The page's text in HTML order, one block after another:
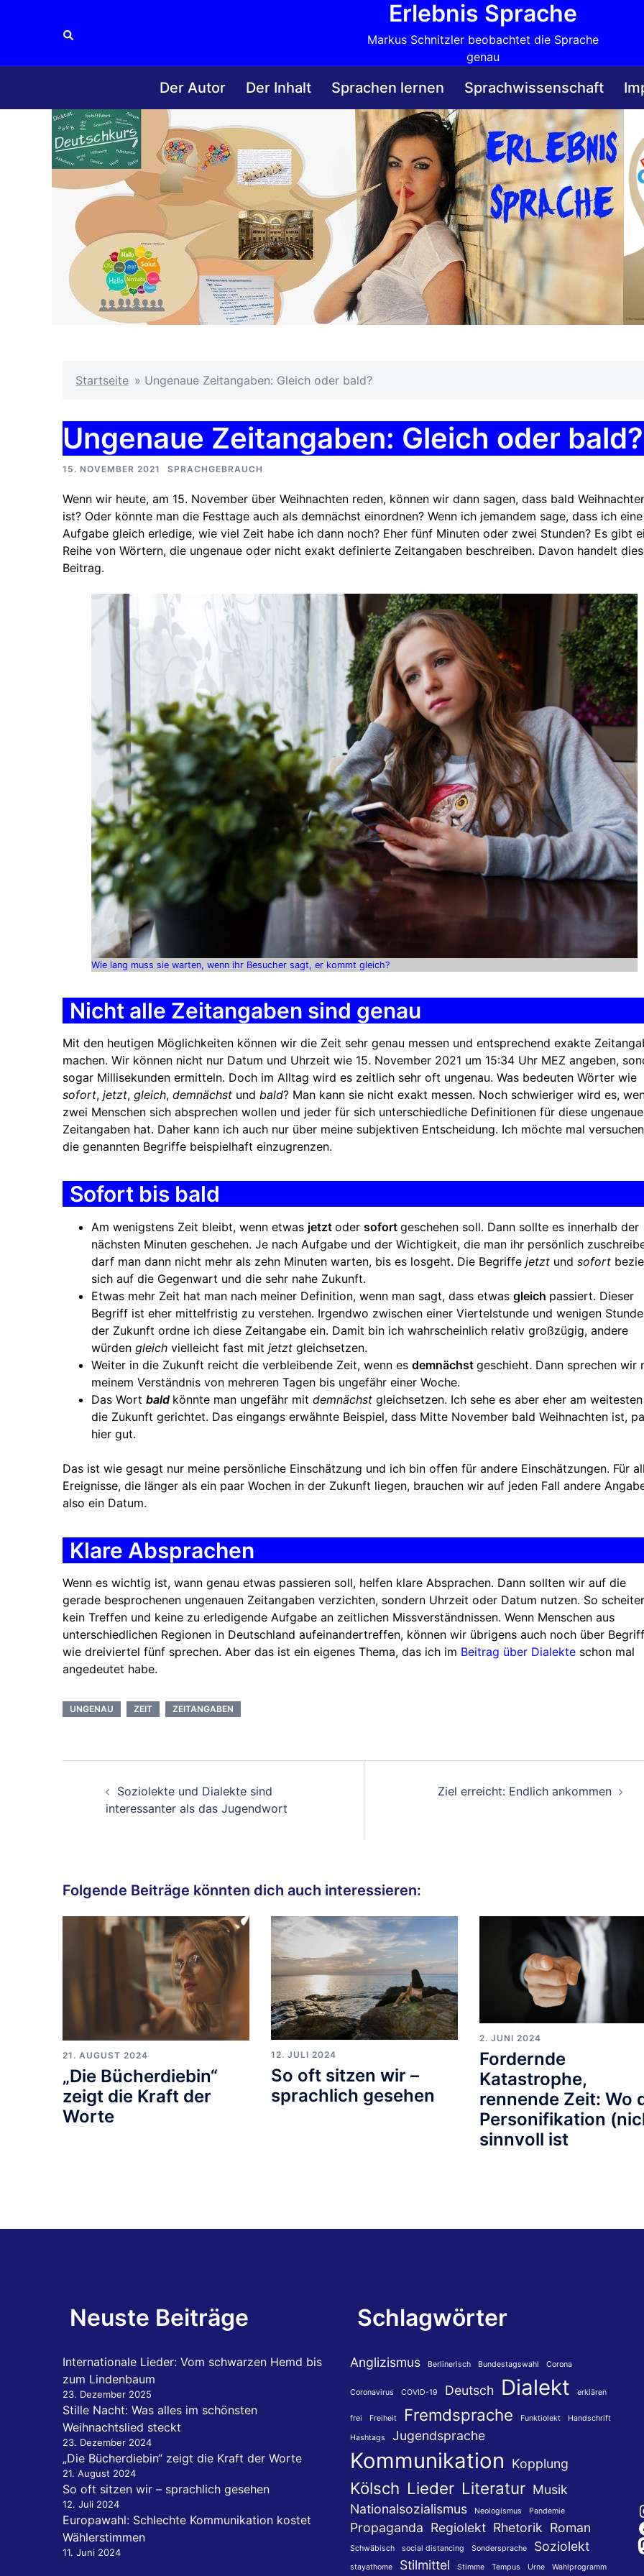
Suche
Erlebnis Sprache
Markus Schnitzler beobachtet die Sprache
genau
Der Autor Der Inhalt Sprachen lernen Sprachwissenschaft
Startseite » Ungenaue Zeitangaben: Gleich oder bald?
Ungenaue Zeitangaben: Gleich oder bald?
15. NOVEMBER 2021 SPRACHGEBRAUCH
Wenn wir heute, am 15. November über Weihnachten reden, können wir dann sagen, dass bald
ist? Oder könnte man die Festtage auch als demnächst einordnen? Wenn ich jemandem sage, dass ich eine
Aufgabe gleich erledige, wie viel Zeit habe ich dann noch? Eher fünf Minuten oder zwei Stunden? Es gibt
Reihe von Wörtern, die ungenaue oder nicht exakt definierte Zeitangaben beschreiben. Davon handelt
Beitrag.
Wie lang muss sie warten, wenn ihr Besucher sagt, er kommt gleich?
Nicht alle Zeitangaben sind genau
Mit den heutigen Möglichkeiten können wir die Zeit sehr genau messen und entsprechend exakte
machen. Wir können nicht nur Datum und Uhrzeit wie 15. November 2021 um 15:34 Uhr MEZ angeben,
sogar Millisekunden ermitteln. Doch im Alltag wird es zeitlich sehr oft ungenau. Was bedeuten Wörter wie
sofort, jetzt, gleich, demnächst und bald? Man kann sie nicht exakt messen. Noch schwieriger wird es,
zwei Menschen sich absprechen wollen und jeder für sich unterschiedliche Definitionen für diese
Zeitangaben hat. Daher kann ich auch nur über meine subjektiven Entscheidung. Ich möchte mal
die genannten Begriffe beispielhaft einzugrenzen.
Sofort bis bald
Am wenigstens Zeit bleibt, wenn etwas jetzt oder sofort geschehen soll. Dann sollte es innerhalb der
nächsten Minuten geschehen. Je nach Aufgabe und der Wichtigkeit, die man ihr persönlich
darf man dann nicht mehr als zehn Minuten warten, bis es losgeht. Die Begriffe jetzt und sofort
sich auf die Gegenwart und die sehr nahe Zukunft.
Etwas mehr Zeit hat man nach meiner Definition, wenn man sagt, dass etwas gleich passiert. Dieser
Begriff ist eher mittelfristig zu verstehen. Irgendwo zwischen einer Viertelstunde und wenigen
der Zukunft ordne ich diese Zeitangabe ein. Damit bin ich wahrscheinlich relativ großzügig, andere
würden gleich vielleicht fast mit jetzt gleichsetzen.
Weiter in die Zukunft reicht die verbleibende Zeit, wenn es demnächst geschieht. Dann sprechen wir
meinem Verständnis von mehreren Tagen bis ungefähr einer Woche.
Das Wort bald könnte man ungefähr mit demnächst gleichsetzen. Ich sehe es aber eher am
die Zukunft gerichtet. Das eingangs erwähnte Beispiel, dass Mitte November bald Weihnachten ist,
hier gut.
Das ist wie gesagt nur meine persönliche Einschätzung und ich bin offen für andere Einschätzungen. Für
Ereignisse, die länger als ein paar Wochen in der Zukunft liegen, brauchen wir auf jeden Fall andere
also ein Datum.
Klare Absprachen
Wenn es wichtig ist, wann genau etwas passieren soll, helfen klare Absprachen. Dann sollten wir auf die
gerade besprochenen ungenauen Zeitangaben verzichten, sondern Uhrzeit oder Datum nutzen. So
kein Treffen und keine zu erledigende Aufgabe an zeitlichen Missverständnissen. Wenn Menschen aus
unterschiedlichen Regionen in Deutschland aufeinandertreffen, können wir übrigens auch noch über
wie dreiviertel fünf sprechen. Aber das ist ein eigenes Thema, das ich im Beitrag über Dialekte schon mal
angedeutet habe.
UNGENAU ZEIT ZEITANGABEN
Soziolekte und Dialekte sind
interessanter als das Jugendwort
Ziel erreicht: Endlich ankommen
Folgende Beiträge könnten dich auch interessieren:
21. AUGUST 2024
„Die Bücherdiebin“
zeigt die Kraft der
Worte
12. JULI 2024
So oft sitzen wir –
sprachlich gesehen
2. JUNI 2024
Fordernde
Katastrophe,
rennende Zeit: Wo
Personifikation
sinnvoll ist
Neuste Beiträge
Internationale Lieder: Vom schwarzen Hemd bis
zum Lindenbaum
23. Dezember 2025
Stille Nacht: Was alles im schönsten
Weihnachtslied steckt
23. Dezember 2024
„Die Bücherdiebin“ zeigt die Kraft der Worte
21. August 2024
So oft sitzen wir – sprachlich gesehen
12. Juli 2024
Europawahl: Schlechte Kommunikation kostet
Wählerstimmen
11. Juni 2024
Schlagwörter
Anglizismus Berlinerisch Bundestagswahl Corona
Coronavirus COVID-19 Deutsch Dialekt erklären
frei Freiheit Fremdsprache Funktiolekt Handschrift
Hashtags Jugendsprache
Kommunikation Kopplung
Kölsch Lieder Literatur Musik
Nationalsozialismus
Neologismus Pandemie
Propaganda Regiolekt Rhetorik Roman
Schwäbisch social distancing Sondersprache Soziolekt
stayathome Stilmittel Stimme Tempus Urne Wahlprogramm